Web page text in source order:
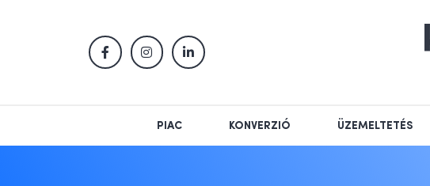
PIAC KONVERZIÓ ÜZEMELTETÉS